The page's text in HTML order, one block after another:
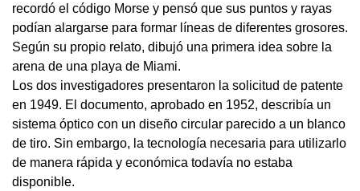
recordó el código Morse y pensó que sus puntos y rayas
podían alargarse para formar líneas de diferentes grosores.
Según su propio relato, dibujó una primera idea sobre la
arena de una playa de Miami.
Los dos investigadores presentaron la solicitud de patente
en 1949. El documento, aprobado en 1952, describía un
sistema óptico con un diseño circular parecido a un blanco
de tiro. Sin embargo, la tecnología necesaria para utilizarlo
de manera rápida y económica todavía no estaba
disponible.